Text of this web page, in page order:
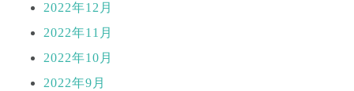
2022年12月
2022年11月
2022年10月
2022年9月